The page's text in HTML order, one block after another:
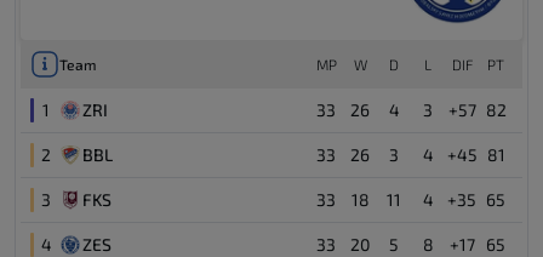
Team MP W D L DIF PT
1 ZRI 33 26 4 3 +57 82
2 BBL 33 26 3 4 +45 81
3 FKS 33 18 11 4 +35 65
4 ZES 33 20 5 8 +17 65